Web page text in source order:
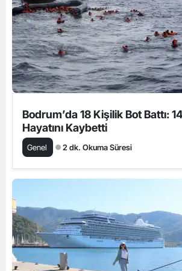
Bodrum’da 18 Kişilik Bot Battı:
Hayatını Kaybetti
Genel 2 dk. Okuma Süresi